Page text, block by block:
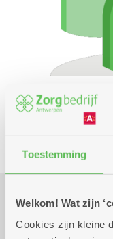
Toestemming
Welkom! Wat zijn
Cookies zijn kleine
Praktisch